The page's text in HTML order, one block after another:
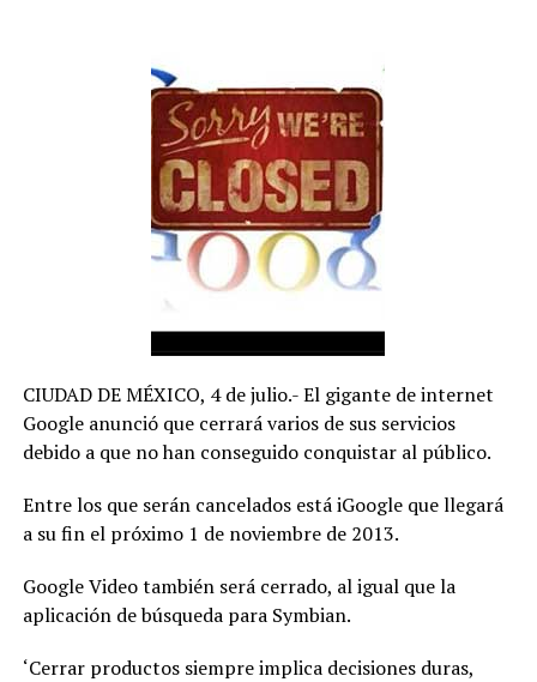
CIUDAD DE MÉXICO, 4 de julio.- El gigante de internet
Google anunció que cerrará varios de sus servicios
debido a que no han conseguido conquistar al público.
Entre los que serán cancelados está iGoogle que llegará
a su fin el próximo 1 de noviembre de 2013.
Google Video también será cerrado, al igual que la
aplicación de búsqueda para Symbian.
‘Cerrar productos siempre implica decisiones duras,